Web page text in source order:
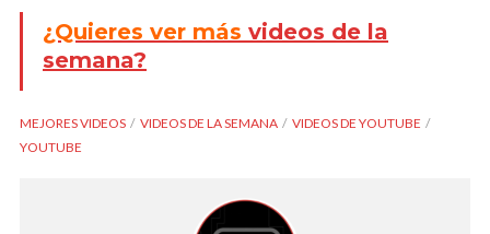
¿Quieres ver más videos de la
semana?
MEJORES VIDEOS VIDEOS DE LA SEMANA
VIDEOS DE YOUTUBE
YOUTUBE